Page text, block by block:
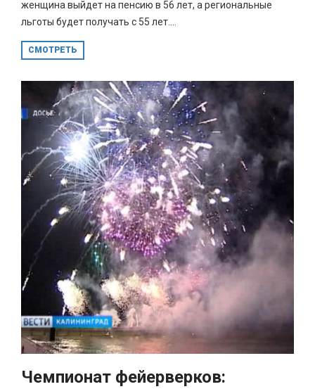
женщина выйдет на пенсию в 56 лет, а региональные
льготы будет получать с 55 лет....
СМОТРЕТЬ
Чемпионат фейерверков: